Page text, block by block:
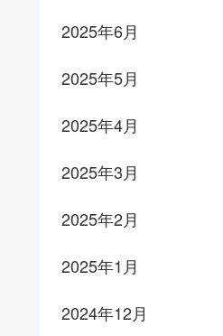
2025年6月
2025年5月
2025年4月
2025年3月
2025年2月
2025年1月
2024年12月